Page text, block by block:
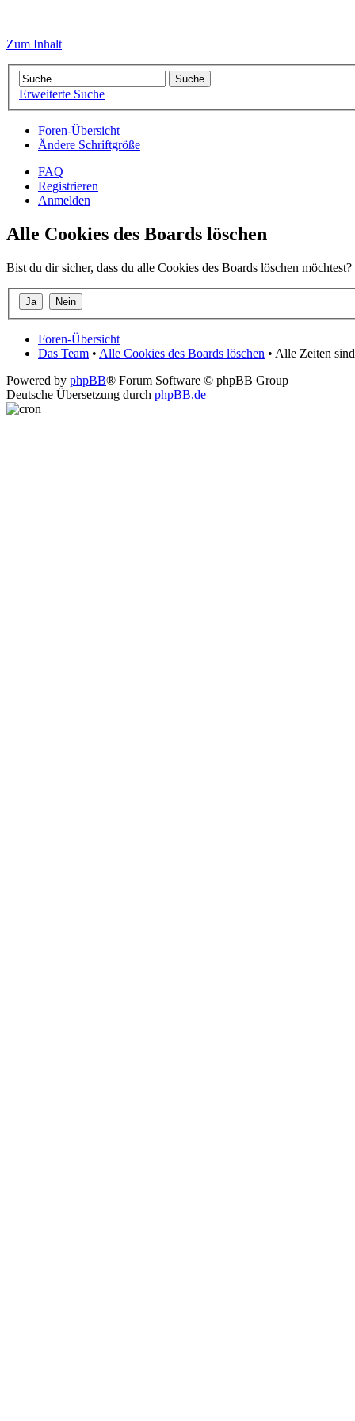
Zum Inhalt
Erweiterte Suche
Foren-Übersicht
Ändere Schriftgröße
FAQ
Registrieren
Anmelden
Alle Cookies des Boards löschen
Bist du dir sicher, dass du alle Cookies des Boards löschen möchtest?
Foren-Übersicht
Das Team • Alle Cookies des Boards löschen • Alle Zeiten
Powered by phpBB® Forum Software © phpBB Group
Deutsche Übersetzung durch phpBB.de